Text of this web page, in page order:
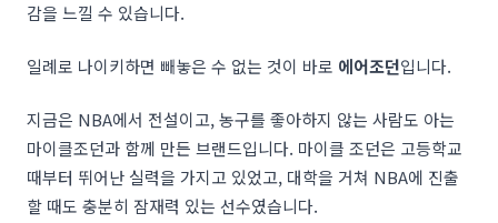
감을 느낄 수 있습니다.
일례로 나이키하면 빼놓은 수 없는 것이 바로 에어조던입니다.
지금은 NBA에서 전설이고, 농구를 좋아하지 않는 사람도 아는
마이클조던과 함께 만든 브랜드입니다. 마이클 조던은 고등학교
때부터 뛰어난 실력을 가지고 있었고, 대학을 거쳐 NBA에 진출
할 때도 충분히 잠재력 있는 선수였습니다.